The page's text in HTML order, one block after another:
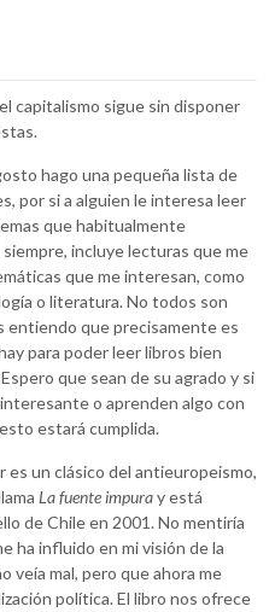
capitalismo sigue sin disponer
hago una pequeña lista de
por si a alguien le interesa leer
que habitualmente
incluye lecturas que me
que me interesan, como
o literatura. No todos son
entiendo que precisamente es
para poder leer libros bien
que sean de su agrado y si
o aprenden algo con
estará cumplida.
es un clásico del antieuropeismo,
La fuente impuray está
de Chile en 2001. No mentiría
ha influido en mi visión de la
veía mal, pero que ahora me
política. El libro nos ofrece